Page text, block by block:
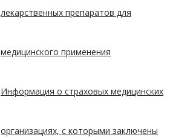
лекарственных препаратов для
медицинского применения
Информация о страховых медицинских
организациях, с которыми заключены